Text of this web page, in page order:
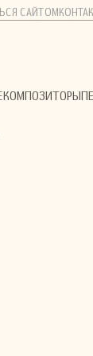
САЙТОМ
КОМПОЗИТОРЫ